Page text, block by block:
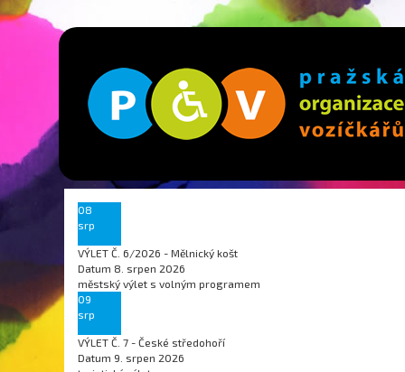
08
srp
VÝLET Č. 6/2026 - Mělnický košt
Datum 8. srpen 2026
městský výlet s volným programem
09
srp
VÝLET Č. 7 - České středohoří
Datum 9. srpen 2026